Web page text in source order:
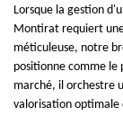
Lorsque la gestion
Montirat requiert
méticuleuse, notre
positionne comme le
marché, il orchestre
valorisation optimale